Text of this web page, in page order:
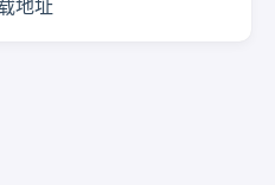
载地址